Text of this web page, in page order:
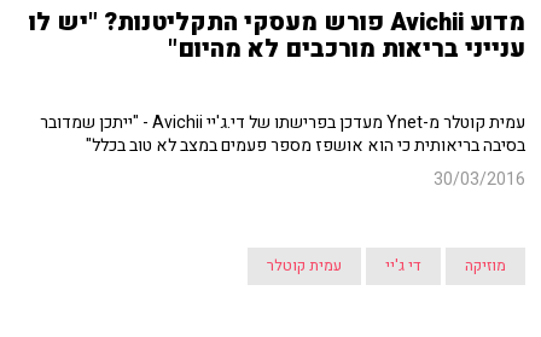
מדוע Avichii פורש מעסקי התקליטנות? "יש לו
ענייני בריאות מורכבים לא מהיום"
עמית קוטלר מ-Ynet מעדכן בפרישתו של די.ג'יי Avichii - "ייתכן שמדובר
בסיבה בריאותית כי הוא אושפז מספר פעמים במצב לא טוב בכלל"
30/03/2016
מוזיקה די ג'יי עמית קוטלר